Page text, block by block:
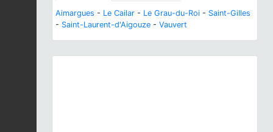
Aimargues - Le Cailar - Le Grau-du-Roi - Saint-Gilles
- Saint-Laurent-d'Aigouze - Vauvert